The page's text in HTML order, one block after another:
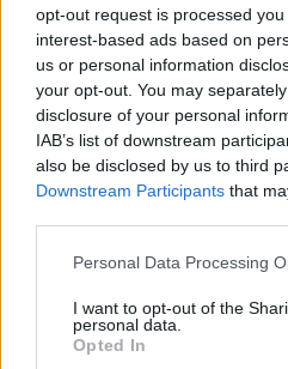
opt-out request is processed
interest-based ads based on
us or personal information
your opt-out. You may
disclosure of your personal
IAB’s list of downstream
also be disclosed by us to third
Downstream Participants that
Please note that this website/
not limited to your visit or usage
grant or deny consent to Google
use your data for below
Personal Data Processing
I want to opt-out of the
personal data.
Opted In
2026.08.06. Kiss Lajos
Csendélet 5.0: alig
remek állapotban levő
Szolnok mennyire élhető